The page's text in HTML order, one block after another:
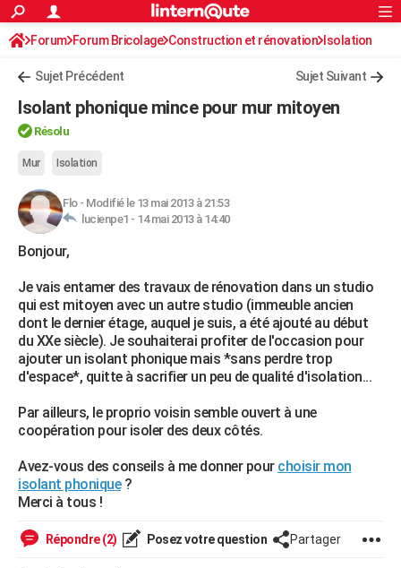
ACTUALITÉS
Politique
Société
Faits Divers
Education
Monde
Villes
+
Programme TV
TNTStreaming
Cinéma
Sorties cinéma
Musique
+FINANCE
Retraite
Impôts
Epargne
Immobilier
Risques naturels par ville
Banque
Assurance
Crédit
AUTO
Essais
Réserver un essai
Citadines
Berlines
SUV
Forum auto
+
HIGH-TECH
Mobiles
Meilleur smartphone
Internet
Ordinateurs
Jeux vidéo
Guide high-tech
Guides de France
Escapades
Patrimoine
Expositions
Musées
Week-end nature
+LIFESTYLE
Art de vivre
Bien-être
Loisirs
Mode
Modes de vie
SANTE
Alimentation
Guide de la santé
Maladies
Médicaments
Sommeil
VOYAGE
Destinations
City break
Voyage nature
Voyage de noces
Forum
Climat
+PHOTO
GUIDES D'ACHAT
BONS PLANS
CARTE DE VOEUX
Rechercher
S'inscrire
Connexion
Forum Forum Bricolage Construction et rénovation Isolation
Sujet Précédent Sujet Suivant
Isolant phonique mince pour mur mitoyen
Résolu
Mur Isolation
Flo- Modifié le 13 mai 2013 à 21:53
lucienpe1 - 14 mai 2013 à 14:40
Bonjour,
Je vais entamer des travaux de rénovation dans un studio
qui est mitoyen avec un autre studio (immeuble ancien
dont le dernier étage, auquel je suis, a été ajouté au début
du XXe siècle). Je souhaiterai profiter de l'occasion pour
ajouter un isolant phonique mais *sans perdre trop
d'espace*, quitte à sacrifier un peu de qualité d'isolation...
Par ailleurs, le proprio voisin semble ouvert à une
coopération pour isoler des deux côtés.
Avez-vous des conseils à me donner pour choisir mon
isolant phonique?
Merci à tous !
Répondre (2) Posez votre question Partager